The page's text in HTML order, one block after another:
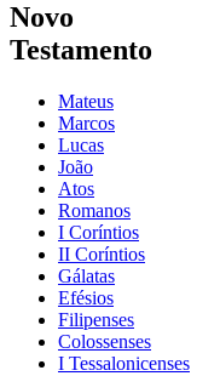
Novo
Testamento
Mateus
Marcos
Lucas
João
Atos
Romanos
I Coríntios
II Coríntios
Gálatas
Efésios
Filipenses
Colossenses
I Tessalonicenses